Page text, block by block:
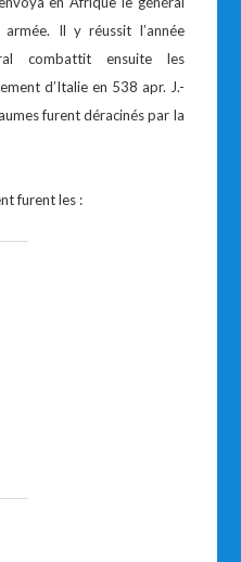
armée. Il y réussit l’année
combattit ensuite les
d’Italie en 538 apr. J.-
furent déracinés par la
furent les :